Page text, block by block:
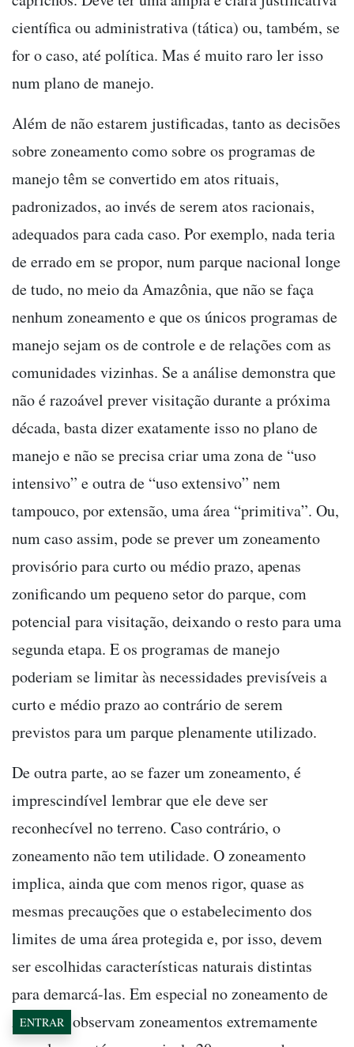
científica ou administrativa (tática) ou, também, se
for o caso, até política. Mas é muito raro ler isso
num plano de manejo.
Além de não estarem justificadas, tanto as decisões
sobre zoneamento como sobre os programas de
manejo têm se convertido em atos rituais,
padronizados, ao invés de serem atos racionais,
adequados para cada caso. Por exemplo, nada teria
de errado em se propor, num parque nacional longe
de tudo, no meio da Amazônia, que não se faça
nenhum zoneamento e que os únicos programas de
manejo sejam os de controle e de relações com as
comunidades vizinhas. Se a análise demonstra que
não é razoável prever visitação durante a próxima
década, basta dizer exatamente isso no plano de
manejo e não se precisa criar uma zona de “uso
intensivo” e outra de “uso extensivo” nem
tampouco, por extensão, uma área “primitiva”. Ou,
num caso assim, pode se prever um zoneamento
provisório para curto ou médio prazo, apenas
zonificando um pequeno setor do parque, com
potencial para visitação, deixando o resto para uma
segunda etapa. E os programas de manejo
poderiam se limitar às necessidades previsíveis a
curto e médio prazo ao contrário de serem
previstos para um parque plenamente utilizado.
De outra parte, ao se fazer um zoneamento, é
imprescindível lembrar que ele deve ser
reconhecível no terreno. Caso contrário, o
zoneamento não tem utilidade. O zoneamento
implica, ainda que com menos rigor, quase as
mesmas precauções que o estabelecimento dos
limites de uma área protegida e, por isso, devem
ser escolhidas características naturais distintas
para demarcá-las. Em especial no zoneamento de
APAs, se observam zoneamentos extremamente
ENTRAR